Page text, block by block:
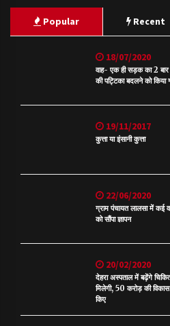
Popular Recent
18/07/2020
वाह- एक ही सड़क का 2 बार
की पट्टिका बदलने को किया
19/11/2017
कुत्ता या इंसानी कुत्ता
22/06/2020
ग्राम पंचायत लालसा में कई
को सौंपा ज्ञापन
20/02/2020
देहरा अस्पताल में बढ़ेंगे
मिलेगी, 50 करोड़ की
किए